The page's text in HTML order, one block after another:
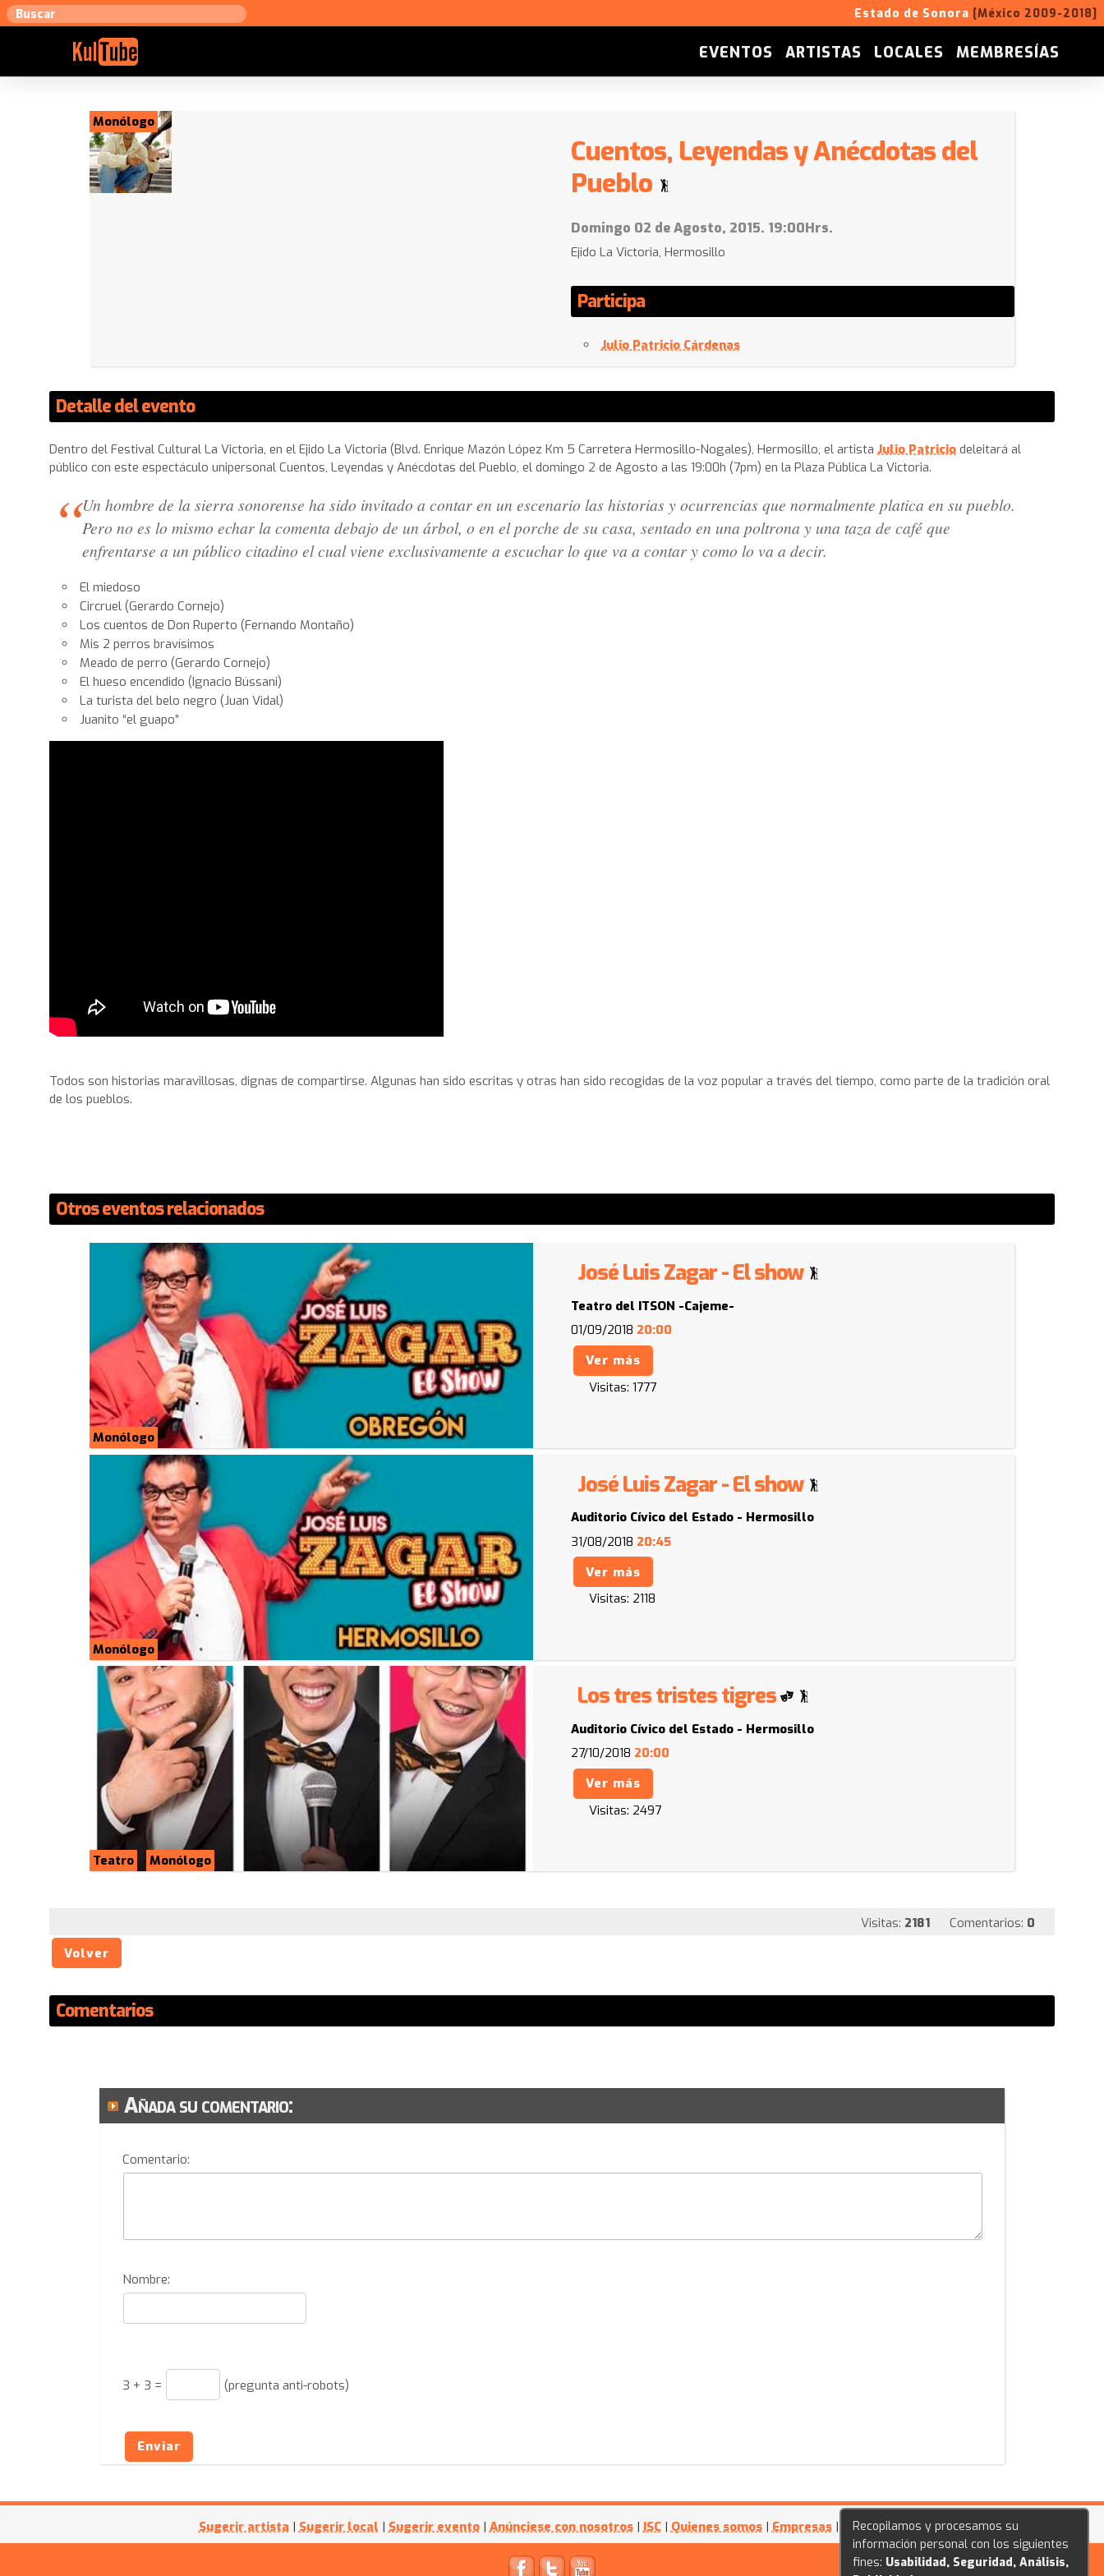
Estado de Sonora [México 2009-2018]
MEMBRESÍAS
LOCALES
ARTISTAS
EVENTOS
Monólogo
Cuentos, Leyendas y Anécdotas del
Pueblo
Domingo 02 de Agosto, 2015. 19:00Hrs.
Ejido La Victoria, Hermosillo
Participa
Julio Patricio Cárdenas
Detalle del evento
Dentro del Festival Cultural La Victoria, en el Ejido La Victoria (Blvd. Enrique Mazón López Km 5 Carretera Hermosillo-Nogales), Hermosillo, el artista Julio Patricio deleitará al
público con este espectáculo unipersonal Cuentos, Leyendas y Anécdotas del Pueblo, el domingo 2 de Agosto a las 19:00h (7pm) en la Plaza Pública La Victoria.
Un hombre de la sierra sonorense ha sido invitado a contar en un escenario las historias y ocurrencias que normalmente platica en su pueblo.
Pero no es lo mismo echar la comenta debajo de un árbol, o en el porche de su casa, sentado en una poltrona y una taza de café que
enfrentarse a un público citadino el cual viene exclusivamente a escuchar lo que va a contar y como lo va a decir.
El miedoso
Circruel (Gerardo Cornejo)
Los cuentos de Don Ruperto (Fernando Montaño)
Mis 2 perros bravísimos
Meado de perro (Gerardo Cornejo)
El hueso encendido (Ignacio Bússani)
La turista del belo negro (Juan Vidal)
Juanito “el guapo”
Todos son historias maravillosas, dignas de compartirse. Algunas han sido escritas y otras han sido recogidas de la voz popular a través del tiempo, como parte de la tradición oral
de los pueblos.
Otros eventos relacionados
Monólogo
José Luis Zagar - El show
Teatro del ITSON -Cajeme-
01/09/2018 20:00
Ver más
Visitas: 1777
Monólogo
José Luis Zagar - El show
Auditorio Cívico del Estado - Hermosillo
31/08/2018 20:45
Ver más
Visitas: 2118
Teatro Monólogo
Los tres tristes tigres
Auditorio Cívico del Estado - Hermosillo
27/10/2018 20:00
Ver más
Visitas: 2497
Visitas: 2181 Comentarios: 0
Volver
Comentarios
Añada su comentario:
Comentario:
Nombre:
3 + 3 = (pregunta anti-robots)
Enviar
Sugerir artista | Sugerir local | Sugerir evento | Anúnciese con nosotros | ISC | Quienes somos | Empresas | Festivales
Recopilamos y procesamos su
información personal con los siguientes
fines: Usabilidad, Seguridad, Análisis,